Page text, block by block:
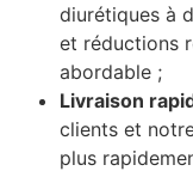
diurétiques à
et réductions
abordable ;
Livraison
clients et
plus